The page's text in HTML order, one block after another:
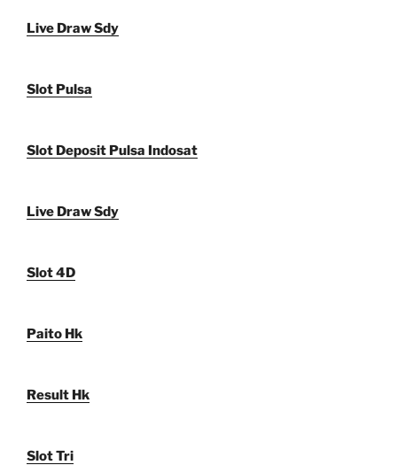
Live Draw Sdy
Slot Pulsa
Slot Deposit Pulsa Indosat
Live Draw Sdy
Slot 4D
Paito Hk
Result Hk
Slot Tri